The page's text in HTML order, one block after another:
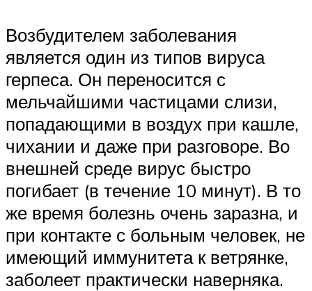
Возбудителем заболевания
является один из типов вируса
герпеса. Он переносится с
мельчайшими частицами слизи,
попадающими в воздух при кашле,
чихании и даже при разговоре. Во
внешней среде вирус быстро
погибает (в течение 10 минут). В то
же время болезнь очень заразна, и
при контакте с больным человек, не
имеющий иммунитета к ветрянке,
заболеет практически наверняка.